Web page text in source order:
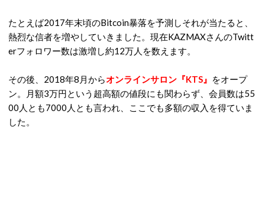
たとえば2017年末頃のBitcoin暴落を予測しそれが当たると、
熱烈な信者を増やしていきました。現在KAZMAXさんのTwitt
erフォロワー数は激増し約12万人を数えます。
その後、2018年8月からオンラインサロン『KTS』 をオープ
ン。月額3万円という超高額の値段にも関わらず、会員数は55
00人とも7000人とも言われ、ここでも多額の収入を得ていま
した。